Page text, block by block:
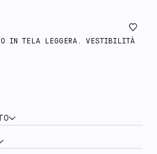
IN TELA LEGGERA. VESTIBILITÀ